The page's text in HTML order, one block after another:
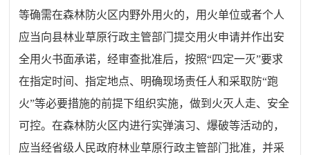
等确需在森林防火区内野外用火的，用火单位或者个人
应当向县林业草原行政主管部门提交用火申请并作出安
全用火书面承诺，经审查批准后，按照“四定一灭”要求
在指定时间、指定地点、明确现场责任人和采取防“跑
火”等必要措施的前提下组织实施，做到火灭人走、安全
可控。在森林防火区内进行实弹演习、爆破等活动的，
应当经省级人民政府林业草原行政主管部门批准，并采